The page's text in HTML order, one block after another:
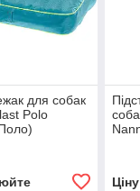
для собак
Polo